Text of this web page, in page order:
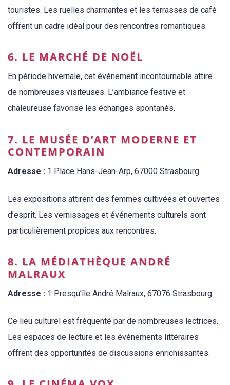
touristes. Les ruelles charmantes et les terrasses de café
offrent un cadre idéal pour des rencontres romantiques.
6. LE MARCHÉ DE NOËL
En période hivernale, cet événement incontournable attire
de nombreuses visiteuses. L’ambiance festive et
chaleureuse favorise les échanges spontanés.
7. LE MUSÉE D’ART MODERNE ET
CONTEMPORAIN
Adresse : 1 Place Hans-Jean-Arp, 67000 Strasbourg
Les expositions attirent des femmes cultivées et ouvertes
d’esprit. Les vernissages et événements culturels sont
particulièrement propices aux rencontres.
8. LA MÉDIATHÈQUE ANDRÉ
MALRAUX
Adresse : 1 Presqu’île André Malraux, 67076 Strasbourg
Ce lieu culturel est fréquenté par de nombreuses lectrices.
Les espaces de lecture et les événements littéraires
offrent des opportunités de discussions enrichissantes.